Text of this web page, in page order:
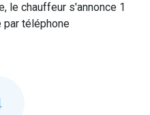
le chauffeur s'annonce 1
par téléphone